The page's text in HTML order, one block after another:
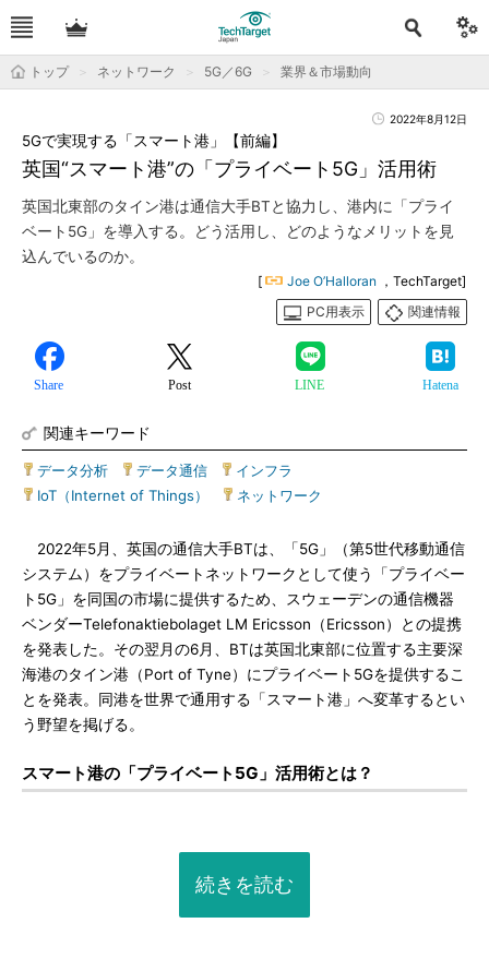
トップ ネットワーク 5G／6G 業界＆市場動向
2022年8月12日
英国“スマート港”の「プライベート5G」活用術
5Gで実現する「スマート港」【前編】
英国北東部のタイン港は通信大手BTと協力し、港内に「プライ
ベート5G」を導入する。どう活用し、どのようなメリットを見
込んでいるのか。
[ Joe O’Halloran ，TechTarget]
PC用表示
関連情報
Share Post LINE Hatena
関連キーワード
データ分析 データ通信 インフラ
IoT（Internet of Things）
ネットワーク
2022年5月、英国の通信大手BTは、「5G」（第5世代移動通信
システム）をプライベートネットワークとして使う「プライベー
ト5G」を同国の市場に提供するため、スウェーデンの通信機器
ベンダーTelefonaktiebolaget LM Ericsson（Ericsson）との提携
を発表した。その翌月の6月、BTは英国北東部に位置する主要深
海港のタイン港（Port of Tyne）にプライベート5Gを提供するこ
とを発表。同港を世界で通用する「スマート港」へ変革するとい
う野望を掲げる。
スマート港の「プライベート5G」活用術とは？
続きを読む